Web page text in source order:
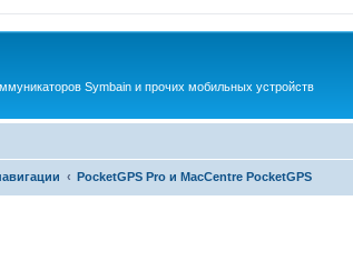
Symbain и прочих мобильных устройств
PocketGPS Pro и MacCentre PocketGPS